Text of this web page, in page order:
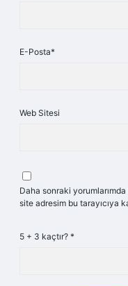
E-Posta*
Web Sitesi
Daha sonraki
site adresim bu tarayıcıya
5 + 3 kaçtır? *